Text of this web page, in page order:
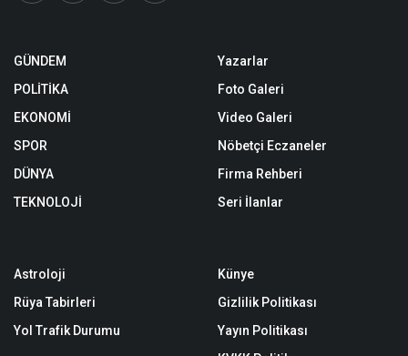
GÜNDEM
POLİTİKA
EKONOMİ
SPOR
DÜNYA
TEKNOLOJİ
Yazarlar
Foto Galeri
Video Galeri
Nöbetçi Eczaneler
Firma Rehberi
Seri İlanlar
Astroloji
Rüya Tabirleri
Yol Trafik Durumu
Künye
Gizlilik Politikası
Yayın Politikası